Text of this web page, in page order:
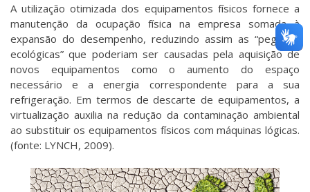
A utilização otimizada dos equipamentos físicos fornece a
manutenção da ocupação física na empresa somada à
expansão do desempenho, reduzindo assim as “pegadas
ecológicas” que poderiam ser causadas pela aquisição de
novos equipamentos como o aumento do espaço
necessário e a energia correspondente para a sua
refrigeração. Em termos de descarte de equipamentos, a
virtualização auxilia na redução da contaminação ambiental
ao substituir os equipamentos físicos com máquinas lógicas.
(fonte: LYNCH, 2009).